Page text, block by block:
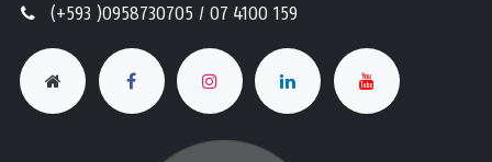
(+593 )0958730705 / 07 4100 159